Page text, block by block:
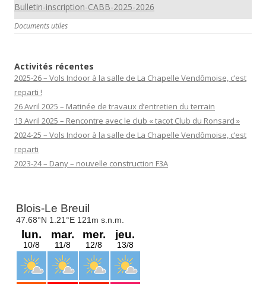
Bulletin-inscription-CABB-2025-2026
Documents utiles
Activités récentes
2025-26 – Vols Indoor à la salle de La Chapelle Vendômoise, c’est
reparti !
26 Avril 2025 – Matinée de travaux d’entretien du terrain
13 Avril 2025 – Rencontre avec le club « tacot Club du Ronsard »
2024-25 – Vols Indoor à la salle de La Chapelle Vendômoise, c’est
reparti
2023-24 – Dany – nouvelle construction F3A